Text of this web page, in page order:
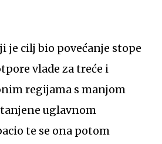
je cilj bio povećanje stope
vlade za treće i
regijama s manjom
uglavnom
te se ona potom